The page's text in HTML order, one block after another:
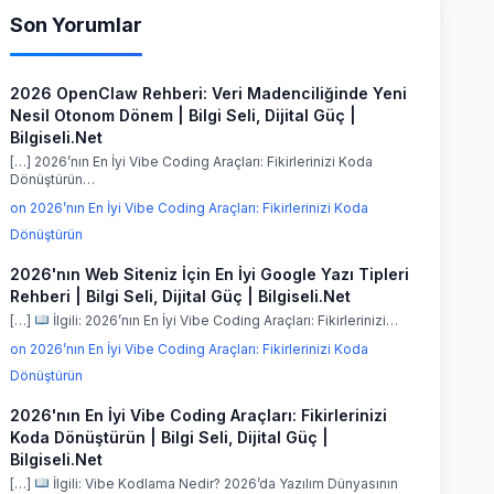
Son Yorumlar
2026 OpenClaw Rehberi: Veri Madenciliğinde Yeni
Nesil Otonom Dönem | Bilgi Seli, Dijital Güç |
Bilgiseli.Net
[…] 2026’nın En İyi Vibe Coding Araçları: Fikirlerinizi Koda
Dönüştürün…
on 2026’nın En İyi Vibe Coding Araçları: Fikirlerinizi Koda
Dönüştürün
2026'nın Web Siteniz İçin En İyi Google Yazı Tipleri
Rehberi | Bilgi Seli, Dijital Güç | Bilgiseli.Net
[…]
İlgili: 2026’nın En İyi Vibe Coding Araçları: Fikirlerinizi…
on 2026’nın En İyi Vibe Coding Araçları: Fikirlerinizi Koda
Dönüştürün
2026'nın En İyi Vibe Coding Araçları: Fikirlerinizi
Koda Dönüştürün | Bilgi Seli, Dijital Güç |
Bilgiseli.Net
[…]
İlgili: Vibe Kodlama Nedir? 2026’da Yazılım Dünyasının